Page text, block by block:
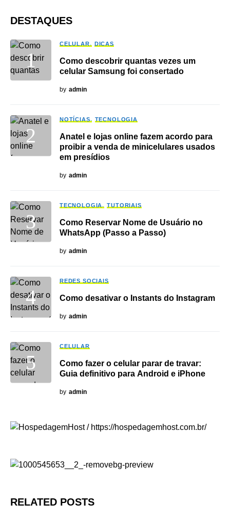
DESTAQUES
CELULAR DICAS
Como descobrir quantas vezes um
celular Samsung foi consertado
by admin
NOTÍCIAS TECNOLOGIA
Anatel e lojas online fazem acordo para
proibir a venda de minicelulares usados
em presídios
by admin
TECNOLOGIA TUTORIAIS
Como Reservar Nome de Usuário no
WhatsApp (Passo a Passo)
by admin
REDES SOCIAIS
Como desativar o Instants do Instagram
by admin
CELULAR
Como fazer o celular parar de travar:
Guia definitivo para Android e iPhone
by admin
RELATED POSTS